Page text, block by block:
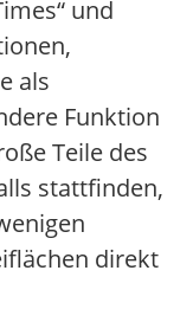
und
als
Funktion
Teile des
stattfinden,
direkt